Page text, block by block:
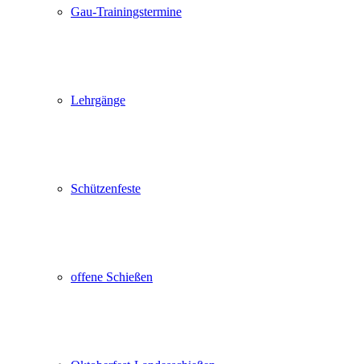
Gau-Trainingstermine
Lehrgänge
Schützenfeste
offene Schießen